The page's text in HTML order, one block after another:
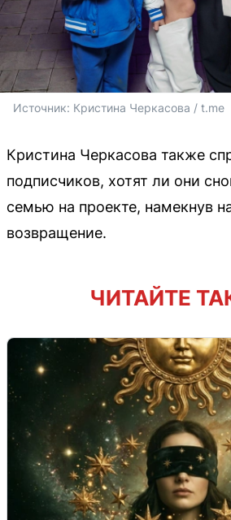
Источник: Кристина Черкасова / t.me
Кристина Черкасова также
подписчиков, хотят ли они
семью на проекте, намекнув
возвращение.
ЧИТАЙТЕ